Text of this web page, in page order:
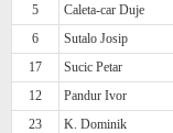
5
Caleta-car Duje
6
Sutalo Josip
17
Sucic Petar
12
Pandur Ivor
23
K. Dominik